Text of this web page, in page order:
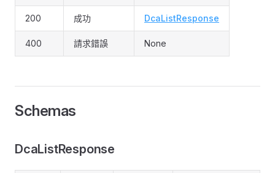
200 成功 DcaListResponse
400 請求錯誤 None
Schemas
DcaListResponse